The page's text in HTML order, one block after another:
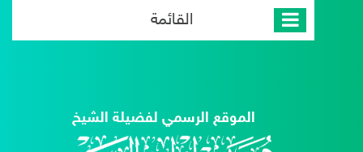
القائمة
الموقع الرسمي لفضيلة الشيخ